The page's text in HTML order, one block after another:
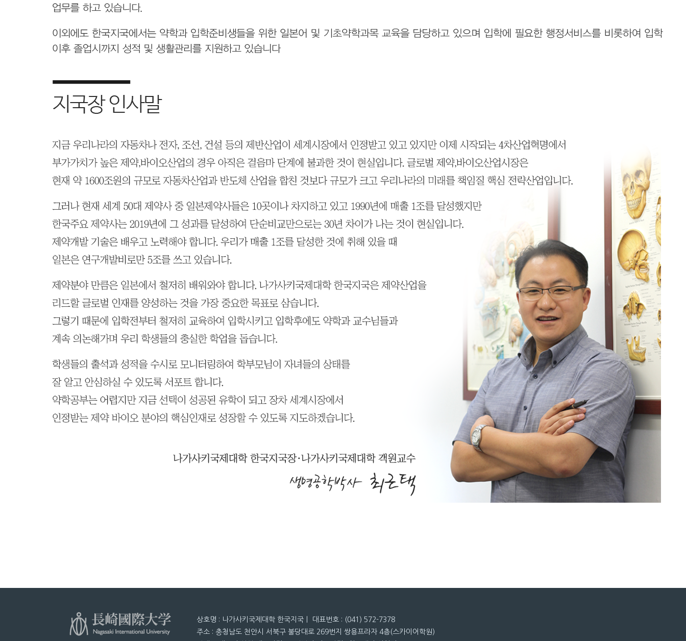
상호명 : 나가사키국제대학 한국지국ㅣ 대표번호 : (041) 572-7378
주소 : 충청남도 천안시 서북구 불당대로 269번지 쌍용프라자 4층(스카이어학원)